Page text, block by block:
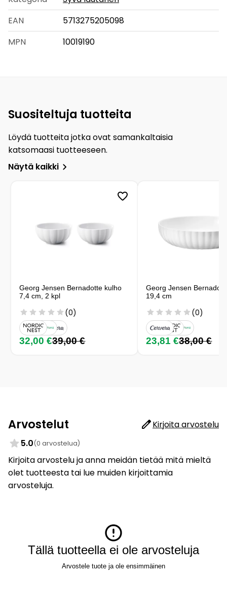
EAN
5713275205098
MPN
10019190
Suositeltuja tuotteita
Löydä tuotteita jotka ovat samankaltaisia
katsomaasi tuotteeseen.
Näytä kaikki
Georg Jensen Bernadotte kulho
7,4 cm, 2 kpl
(0)
32,00 €39,00 €
Georg Jensen
19,4 cm
(0)
23,81 €38,00 €
Arvostelut
Kirjoita arvostelu
5.0(0 arvostelua)
Kirjoita arvostelu ja anna meidän tietää mitä mieltä
olet tuotteesta tai lue muiden kirjoittamia
arvosteluja.
Tällä tuotteella ei ole arvosteluja
Arvostele tuote ja ole ensimmäinen